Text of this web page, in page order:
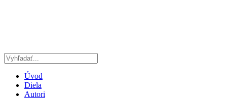
Úvod
Diela
Autori